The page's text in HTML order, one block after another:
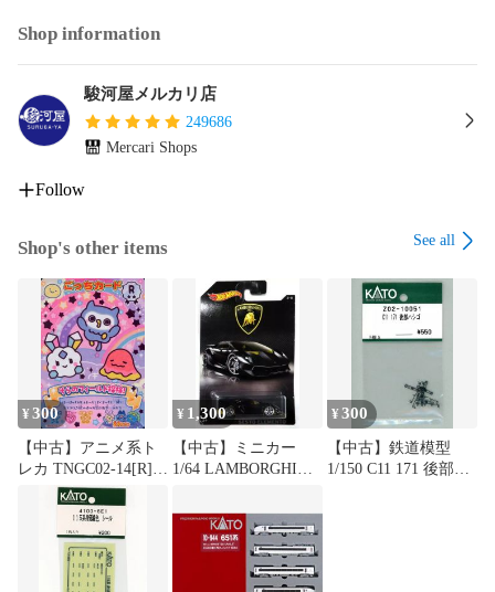
Shop information
駿河屋メルカリ店
249686
Mercari Shops
Follow
Shop's other items See all
¥300
【中古】アニメ系ト
レカ TNGC02-14[R]：
そらのフィールド探
¥ 1,300
【中古】ミニカー
1/64 LAMBORGHINI
「Hot Wheels ランボ
ルギーニ」 [DWF28]
¥300
【中古】鉄道模型
1/150 C11 171 後部ハ